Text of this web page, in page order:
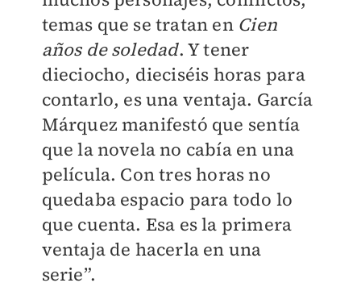
temas que se tratan en Cien
años de soledad. Y tener
dieciocho, dieciséis horas para
contarlo, es una ventaja. García
Márquez manifestó que sentía
que la novela no cabía en una
película. Con tres horas no
quedaba espacio para todo lo
que cuenta. Esa es la primera
ventaja de hacerla en una
serie”.